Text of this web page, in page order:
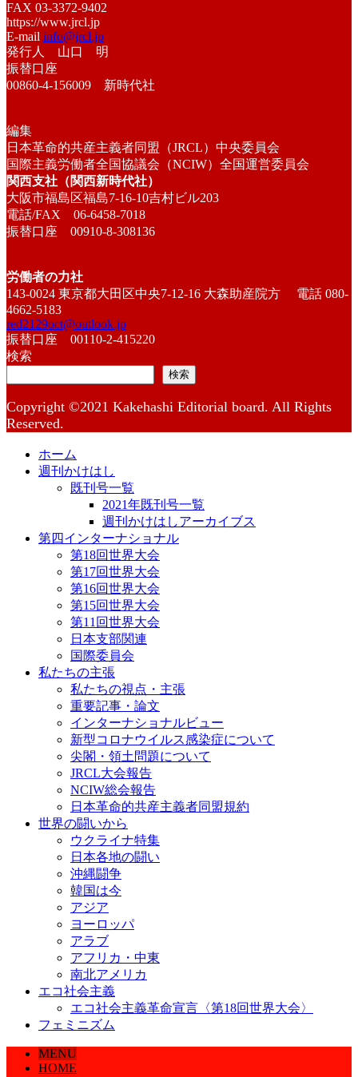
FAX 03-3372-9402
https://www.jrcl.jp
E-mail info@jrcl.jp
発行人 山口 明
振替口座
00860-4-156009 新時代社
編集
日本革命的共産主義者同盟（JRCL）中央委員会
国際主義労働者全国協議会（NCIW）全国運営委員会
関西支社（関西新時代社）
大阪市福島区福島7-16-10吉村ビル203
電話/FAX 06-6458-7018
振替口座 00910-8-308136
労働者の力社
143-0024 東京都大田区中央7-12-16 大森助産院方 電話 080-
4662-5183
red2129oct@outlook.jp
振替口座 00110-2-415220
検索
検索
Copyright ©2021 Kakehashi Editorial board. All Rights
Reserved.
ホーム
週刊かけはし
既刊号一覧
2021年既刊号一覧
週刊かけはしアーカイブス
第四インターナショナル
第18回世界大会
第17回世界大会
第16回世界大会
第15回世界大会
第11回世界大会
日本支部関連
国際委員会
私たちの主張
私たちの視点・主張
重要記事・論文
インターナショナルビュー
新型コロナウイルス感染症について
尖閣・領土問題について
JRCL大会報告
NCIW総会報告
日本革命的共産主義者同盟規約
世界の闘いから
ウクライナ特集
日本各地の闘い
沖縄闘争
韓国は今
アジア
ヨーロッパ
アラブ
アフリカ・中東
南北アメリカ
エコ社会主義
エコ社会主義革命宣言〈第18回世界大会〉
フェミニズム
MENU
HOME